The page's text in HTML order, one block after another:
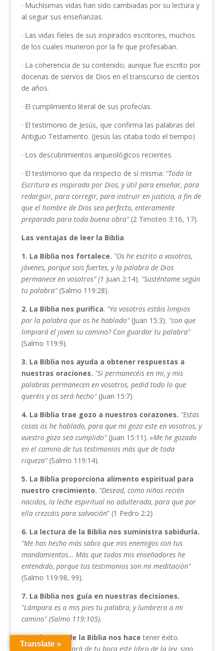
· Muchísimas vidas han sido cambiadas por su lectura y
al seguir sus enseñanzas.
· Las vidas fieles de sus inspirados escritores, muchos
de los cuales murieron por la fe que profesaban.
· La coherencia de su contenido; aunque fue escrito por
docenas de siervos de Dios en el transcurso de cientos
de años.
· El cumplimiento literal de sus profecías.
· El testimonio de Jesús, que confirma las palabras del
Antiguo Testamento. (Jesús las citaba todo el tiempo)
· Los descubrimientos arqueológicos recientes.
· El testimonio que da respecto de sí misma: "Toda la
Escritura es inspirada por Dios, yútil para enseñar, para
redargüir, para corregir, para instruir en justicia, a fin de
que el hombre de Dios sea perfecto, enteramente
preparado para toda buena obra" (2 Timoteo 3:16, 17).
Las ventajas de leer la Biblia
1. La Biblia nos fortalece. "Os he escrito a vosotros,
jóvenes, porque sois fuertes, y la palabra de Dios
permanece en vo­sotros" (1 Juan 2:14). "Susténtame según
tu palabra" (Salmo 119:28).
2. La Biblia nos purifica. "Ya vosotros estáis limpios
por la palabra que os he hablado" (Juan 15:3). "con que
limpiará el joven su camino? Con guardar tu palabra"
(Salmo 119:9).
3. La Biblia nos ayuda a obtener respuestas a
nuestras ora­ciones. "Si permanecéis en mi, y mis
palabras permanecen en vosotros, pedid todo lo que
queréis y os será hecho" (Juan 15:7).
4. La Biblia trae gozo a nuestros corazones. "Estas
cosas os he hablado, para que mi gozo este en vosotros, y
vuestro gozo sea cumplido" (Juan 15:11). »Me he gozado
en el ca­mino de tus testimonios más que de toda
riqueza" (Salmo 119:14).
5. La Biblia proporciona alimento espiritual para
nuestro crecimiento. "Desead, como niños recién
nacidos, la leche espiritual no adulterada, para que por
ella crezcáis para salvación” (1 Pedro 2:2)
6. La lectura de la Biblia nos suministra sabiduría.
"Me has hecho más sabio que mis enemigos con tus
mandamien­tos… Más que todos mis enseñadores he
entendido, porque tus testimonios son mi meditación"
(Salmo 119:98, 99).
7. La Biblia nos guía en nuestras decisiones.
"Lámpara es a mis pies tu palabra, y lumbrera a mi
camino" (Salmo 119:105).
8. La lectura de la Biblia nos hacetener éxito.
"Nunca seapartará de tu boca este libro de la ley, sino
Translate »